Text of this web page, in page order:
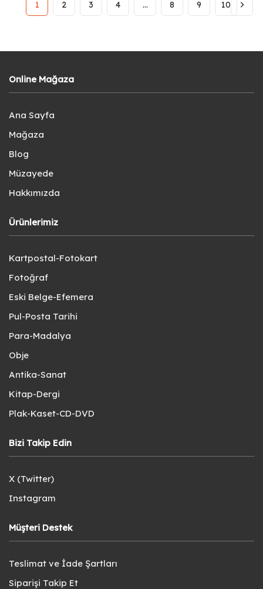
1 2 3 4 … 8 9 10
Online Mağaza
Ana Sayfa
Mağaza
Blog
Müzayede
Hakkımızda
Ürünlerimiz
Kartpostal-Fotokart
Fotoğraf
Eski Belge-Efemera
Pul-Posta Tarihi
Para-Madalya
Obje
Antika-Sanat
Kitap-Dergi
Plak-Kaset-CD-DVD
Bizi Takip Edin
X (Twitter)
Instagram
Müşteri Destek
Teslimat ve İade Şartları
Siparişi Takip Et